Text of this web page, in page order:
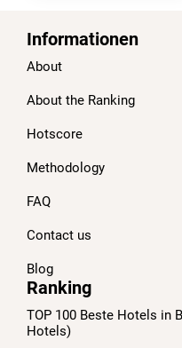
Informationen
About
About the Ranking
Hotscore
Methodology
FAQ
Contact us
Blog
Ranking
TOP 100 Beste Hotels in
Hotels)